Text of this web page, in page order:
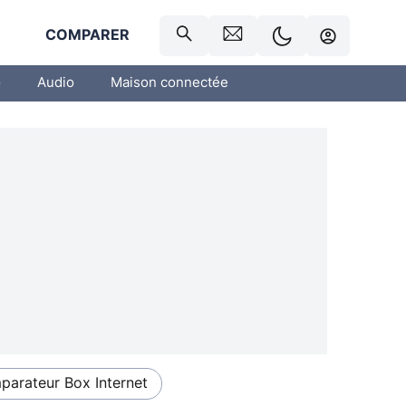
COMPARER
Audio Maison connectée
Box Internet